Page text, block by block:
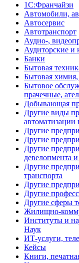
1С:Франчайзи
Автомобили,
Автосервис
Автотранспорт
Аудио-,
Аудиторские и
Банки
Бытовая
Бытовая химия,
Бытовое
прачечные,
Добывающая
Другие виды
автоматизации
Другие
Другие
Другие
девелопмента
Другие
транспорта
Другие
Другие
Другие сферы
Жилищно-
Институты и
Наук
ИТ-услуги,
Кейсы
Книги,